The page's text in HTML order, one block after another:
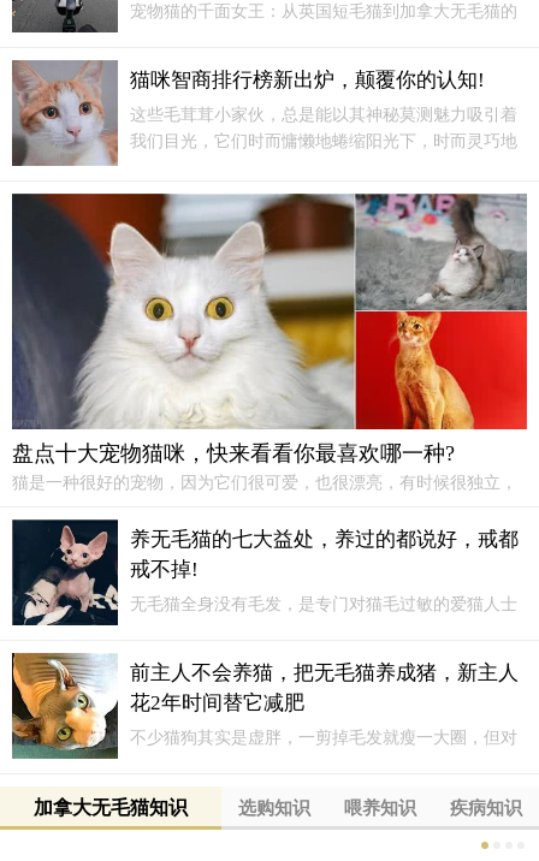
宠物猫的千面女王：从英国短毛猫到加拿大无毛猫的
拿大无毛猫，每个品种都有其独特的魅力。
猫咪智商排行榜新出炉，颠覆你的认知!
这些毛茸茸小家伙，总是能以其神秘莫测魅力吸引着
我们目光，它们时而慵懒地蜷缩阳光下，时而灵巧地
盘点十大宠物猫咪，快来看看你最喜欢哪一种?
猫是一种很好的宠物，因为它们很可爱，也很漂亮，有时候很独立，
猫的名单，看一看你的猫在不在榜单上？
养无毛猫的七大益处，养过的都说好，戒都
戒不掉!
无毛猫全身没有毛发，是专门对猫毛过敏的爱猫人士
猫这么贵，还有这么多人养？养过的都说好，戒都戒
不掉。
前主人不会养猫，把无毛猫养成猪，新主人
花2年时间替它减肥
不少猫狗其实是虚胖，一剪掉毛发就瘦一大圈，但对
吃的，让它变得跟猪一样，体重更是高达10公斤。
加拿大无毛猫知识 选购知识 喂养知识 疾病知识